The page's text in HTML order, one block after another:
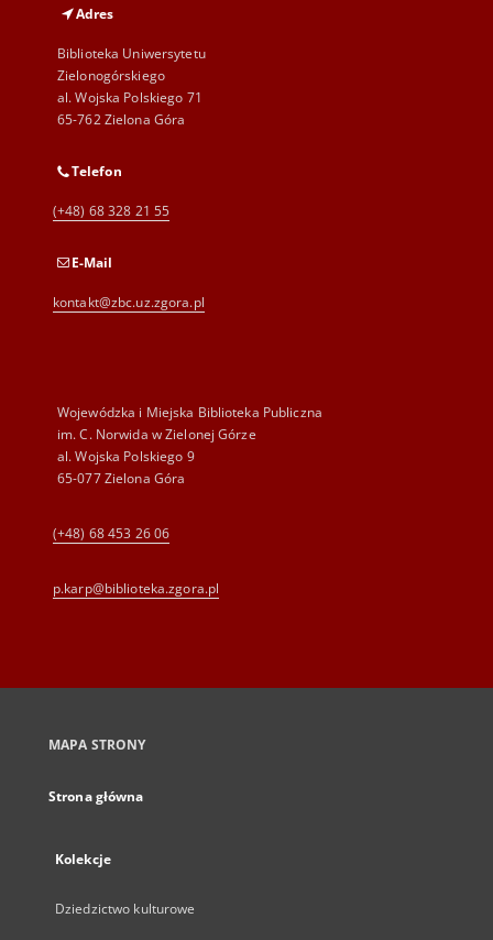
Adres
Biblioteka Uniwersytetu
Zielonogórskiego
al. Wojska Polskiego 71
65-762 Zielona Góra
Telefon
(+48) 68 328 21 55
E-Mail
kontakt@zbc.uz.zgora.pl
Wojewódzka i Miejska Biblioteka Publiczna
im. C. Norwida w Zielonej Górze
al. Wojska Polskiego 9
65-077 Zielona Góra
(+48) 68 453 26 06
p.karp@biblioteka.zgora.pl
MAPA STRONY
Strona główna
Kolekcje
Dziedzictwo kulturowe